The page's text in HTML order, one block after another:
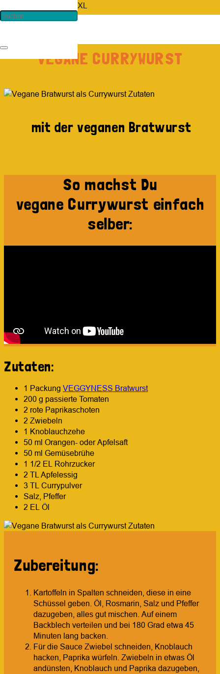
VEGANE CURRYWURST
mit der veganen Bratwurst
So machst Du
vegane Currywurst einfach
selber:
Zutaten:
1 Packung VEGGYNESS Bratwurst
200 g passierte Tomaten
2 rote Paprikaschoten
2 Zwiebeln
1 Knoblauchzehe
50 ml Orangen- oder Apfelsaft
50 ml Gemüsebrühe
1 1/2 EL Rohrzucker
2 TL Apfelessig
3 TL Currypulver
Salz, Pfeffer
2 EL Öl
Zubereitung:
Kartoffeln in Spalten schneiden, diese in eine
Schüssel geben. Öl, Rosmarin, Salz und Pfeffer
dazugeben, alles gut mischen. Auf einem
Backblech verteilen und bei 180 Grad etwa 45
Minuten lang backen.
Für die Sauce Zwiebel schneiden, Knoblauch
hacken, Paprika würfeln. Zwiebeln in etwas Öl
andünsten, Knoblauch und Paprika dazugeben,